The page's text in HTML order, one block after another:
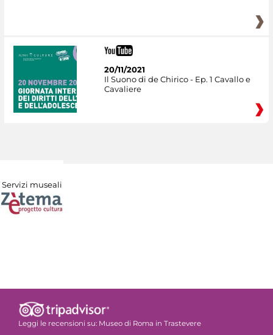
20/11/2021
Il Suono di de Chirico - Ep. 1 Cavallo e
Cavaliere
Servizi museali
Leggi le recensioni su: Museo di Roma in Trastevere